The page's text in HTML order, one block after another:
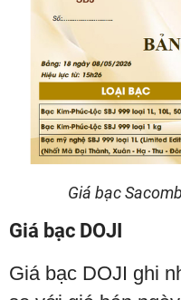
Giá bạc
Giá bạc DOJI
Giá bạc DOJI ghi